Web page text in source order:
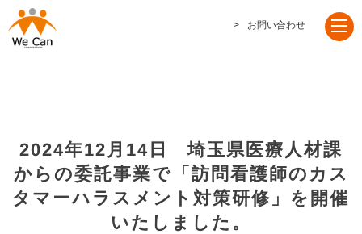
お問い合わせ
2024年12月14日 埼玉県医療人材課
からの委託事業で「訪問看護師のカス
タマーハラスメント対策研修」を開催
いたしました。